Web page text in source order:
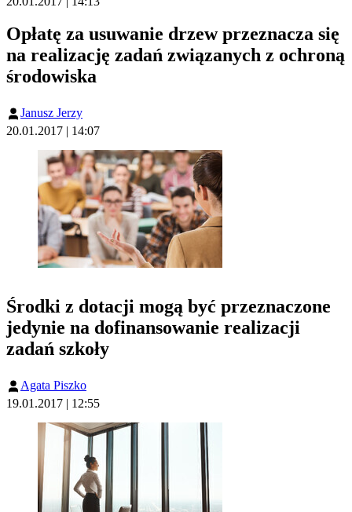
Opłatę za usuwanie drzew przeznacza się
na realizację zadań związanych z ochroną
środowiska
Janusz Jerzy
20.01.2017 | 14:07
Środki z dotacji mogą być przeznaczone
jedynie na dofinansowanie realizacji
zadań szkoły
Agata Piszko
19.01.2017 | 12:55